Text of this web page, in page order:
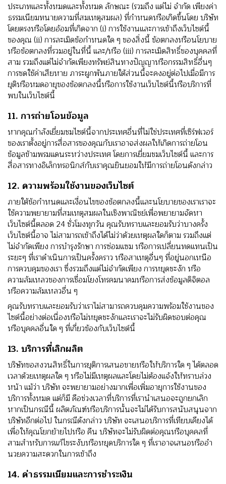
ประเภทและทั้งหมดและทั้งหมด ลักษณะ (รวมถึง แต่ไม่ จํากัด เพียงค่า
ธรรมเนียมทนายความที่สมเหตุสมผล) ที่กําหนดหรือเกิดขึ้นโดย บริษัท
โดยตรงหรือโดยอ้อมที่เกิดจาก (i) การใช้งานและการเข้าถึงเว็บไซต์นี้
ของคุณ (ii) การละเมิดข้อกําหนดใด ๆ ของสิ่งนี้ ข้อตกลงหรือนโยบาย
หรือข้อตกลงที่รวมอยู่ในที่นี้ และ/หรือ (iii) การละเมิดสิทธิ์ของบุคคลที่
สาม รวมถึงแต่ไม่จํากัดเพียงทรัพย์สินทางปัญญาหรือกรรมสิทธิ์อื่นๆ
การชดใช้ค่าเสียหาย ภาระผูกพันภายใต้ส่วนนี้จะคงอยู่ต่อไปเมื่อมีการ
ยุติหรือหมดอายุของข้อตกลงนี้หรือการใช้งานเว็บไซต์นี้หรือบริการที่
พบในเว็บไซต์นี้
11. การถ่ายโอนข้อมูล
หากคุณกําลังเยี่ยมชมไซต์นี้จากประเทศอื่นที่ไม่ใช่ประเทศที่เซิร์ฟเวอร์
ของเราตั้งอยู่การสื่อสารของคุณกับเราอาจส่งผลให้เกิดการถ่ายโอน
ข้อมูลข้ามพรมแดนระหว่างประเทศ โดยการเยี่ยมชมเว็บไซต์นี้ และการ
สื่อสารทางอิเล็กทรอนิกส์กับเราคุณยินยอมให้มีการถ่ายโอนดังกล่าว
12. ความพร้อมใช้งานของเว็บไซต์
ภายใต้ข้อกําหนดและเงื่อนไขของข้อตกลงนี้และนโยบายของเราเราจะ
ใช้ความพยายามที่สมเหตุสมผลในเชิงพาณิชย์เพื่อพยายามจัดหา
เว็บไซต์นี้ตลอด 24 ชั่วโมงทุกวัน คุณรับทราบและยอมรับว่าบางครั้ง
เว็บไซต์นี้อาจ ไม่สามารถเข้าถึงได้ไม่ว่าด้วยเหตุผลใดก็ตาม รวมถึงแต่
ไม่จํากัดเพียง การบํารุงรักษา การซ่อมแซม หรือการเปลี่ยนทดแทนเป็น
ระยะๆ ที่เราดําเนินการเป็นครั้งคราว หรือสาเหตุอื่นๆ ที่อยู่นอกเหนือ
การควบคุมของเรา ซึ่งรวมถึงแต่ไม่จํากัดเพียง การหยุดชะงัก หรือ
ความล้มเหลวของการเชื่อมโยงโทรคมนาคมหรือการส่งข้อมูลดิจิตอล
หรือความล้มเหลวอื่น ๆ
คุณรับทราบและยอมรับว่าเราไม่สามารถควบคุมความพร้อมใช้งานของ
ไซต์นี้อย่างต่อเนื่องหรือไม่หยุดชะงักและเราจะไม่รับผิดชอบต่อคุณ
หรือบุคคลอื่นใด ๆ ที่เกี่ยวข้องกับเว็บไซต์นี้
13. บริการที่เลิกผลิต
บริษัทขอสงวนสิทธิ์ในการยุติการเสนอขายหรือให้บริการใด ๆ ได้ตลอด
เวลาด้วยเหตุผลใด ๆ หรือไม่มีเหตุผลและโดยไม่ต้องแจ้งให้ทราบล่วง
หน้า แม้ว่า บริษัท จะพยายามอย่างมากเพื่อเพิ่มอายุการใช้งานของ
บริการทั้งหมด แต่ก็มี คือช่วงเวลาที่บริการที่เรานําเสนอจะถูกยกเลิก
หากเป็นกรณีนี้ ผลิตภัณฑ์หรือบริการนั้นจะไม่ได้รับการสนับสนุนจาก
บริษัทอีกต่อไป ในกรณีดังกล่าว บริษัท จะเสนอบริการที่เทียบเคียงได้
เพื่อให้คุณโยกย้ายไปหรือ คืน บริษัทจะไม่รับผิดต่อคุณหรือบุคคลที่
สามสําหรับการแก้ไขระงับหรือหยุดบริการใด ๆ ที่เราอาจเสนอหรืออํา
นวยความสะดวกในการเข้าถึง
14. ค่าธรรมเนียมและการชําระเงิน